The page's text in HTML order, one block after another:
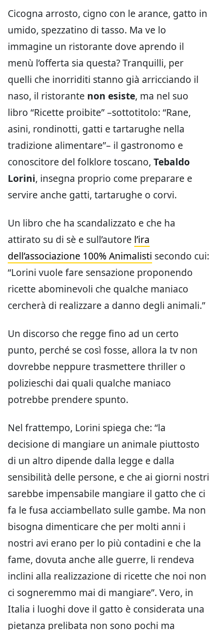
Cicogna arrosto, cigno con le arance, gatto in
umido, spezzatino di tasso. Ma ve lo
immagine un ristorante dove aprendo il
menù l’offerta sia questa? Tranquilli, per
quelli che inorriditi stanno già arricciando il
naso, il ristorante non esiste, ma nel suo
libro “Ricette proibite” –sottotitolo: “Rane,
asini, rondinotti, gatti e tartarughe nella
tradizione alimentare”– il gastronomo e
conoscitore del folklore toscano, Tebaldo
Lorini, insegna proprio come preparare e
servire anche gatti, tartarughe o corvi.
Un libro che ha scandalizzato e che ha
attirato su di sè e sull’autore l’ira
dell’associazione 100% Animalisti secondo cui:
“Lorini vuole fare sensazione proponendo
ricette abominevoli che qualche maniaco
cercherà di realizzare a danno degli animali.”
Un discorso che regge fino ad un certo
punto, perché se così fosse, allora la tv non
dovrebbe neppure trasmettere thriller o
polizieschi dai quali qualche maniaco
potrebbe prendere spunto.
Nel frattempo, Lorini spiega che: “la
decisione di mangiare un animale piuttosto
di un altro dipende dalla legge e dalla
sensibilità delle persone, e che ai giorni nostri
sarebbe impensabile mangiare il gatto che ci
fa le fusa acciambellato sulle gambe. Ma non
bisogna dimenticare che per molti anni i
nostri avi erano per lo più contadini e che la
fame, dovuta anche alle guerre, li rendeva
inclini alla realizzazione di ricette che noi non
ci sogneremmo mai di mangiare”. Vero, in
Italia i luoghi dove il gatto è considerata una
pietanza prelibata non sono pochi ma